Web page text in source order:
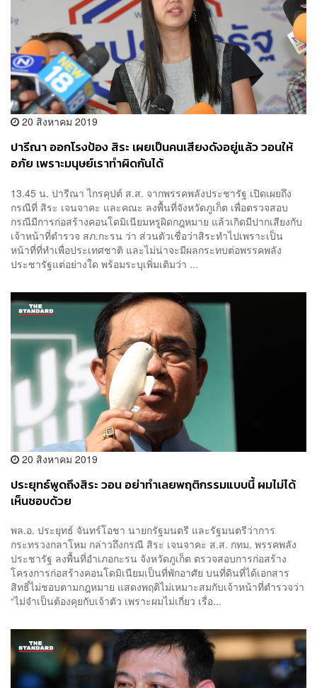
20 สิงหาคม 2019
ปารีณา ออกโรงป้อง สิระ เผยเป็นคนเสียงดังอยู่แล้ว วอนให้
อภัย เพราะมนุษย์เราทำผิดกันได้
13.45 น. ปารีณา ไกรคุปต์ ส.ส. จากพรรคพลังประชารัฐ เปิดเผยถึง
กรณีที่ สิระ เจนจาคะ และคณะ ลงพื้นที่จังหวัดภูเก็ต เพื่อตรวจสอบ
กรณีมีการก่อสร้างคอนโดมิเนียมหรูผิดกฎหมาย แล้วเกิดมีปากเสียงกับ
เจ้าหน้าที่ตำรวจ สภ.กะรน ว่า ส่วนตัวเชื่อว่าสิระทำไปเพราะเป็น
หน้าที่ที่ทำเพื่อประเทศชาติ และไม่น่าจะมีผลกระทบต่อพรรคพลัง
ประชารัฐแต่อย่างใด พร้อมระบุเพิ่มเติมว่า ...
20 สิงหาคม 2019
ประยุทธ์พูดถึงสิระ วอน อย่าทำเลยพฤติกรรมแบบนี้ ผมไม่ได้
เห็นชอบด้วย
พล.อ. ประยุทธ์ จันทร์โอชา นายกรัฐมนตรี และรัฐมนตรีว่าการ
กระทรวงกลาโหม กล่าวถึงกรณี สิระ เจนจาคะ ส.ส. กทม. พรรคพลัง
ประชารัฐ ลงพื้นที่อำเภอกะรน จังหวัดภูเก็ต ตรวจสอบการก่อสร้าง
โครงการก่อสร้างคอนโดมิเนียมเป็นที่พักอาศัย บนที่ดินที่ได้เอกสาร
สิทธิ์ไม่ชอบตามกฎหมาย แสดงพฤติไม่เหมาะสมกับเจ้าหน้าที่ตำรวจว่า
“ไม่จำเป็นต้องคุยกับเจ้าตัว เพราะผมไม่เกี่ยว เรื่อ...